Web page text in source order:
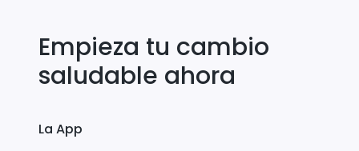
Empieza tu cambio
saludable ahora
La App